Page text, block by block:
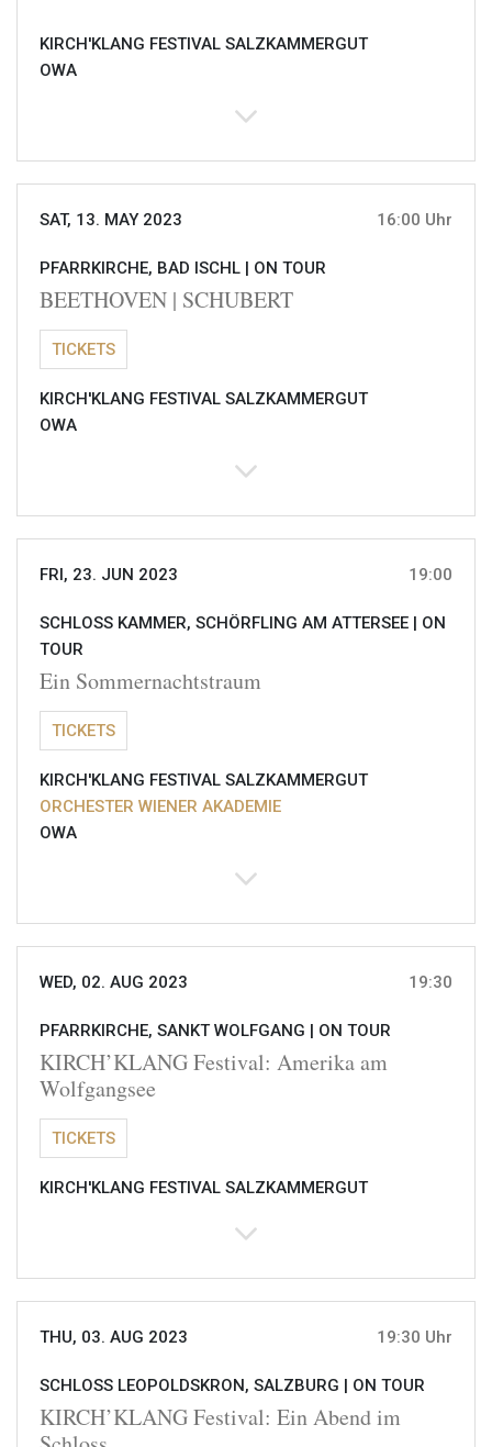
KIRCH'KLANG FESTIVAL SALZKAMMERGUT
OWA
SAT, 13. MAY 2023 16:00 Uhr
PFARRKIRCHE, BAD ISCHL | ON TOUR
BEETHOVEN | SCHUBERT
TICKETS
KIRCH'KLANG FESTIVAL SALZKAMMERGUT
OWA
FRI, 23. JUN 2023 19:00
SCHLOSS KAMMER, SCHÖRFLING AM ATTERSEE | ON
TOUR
Ein Sommernachtstraum
TICKETS
KIRCH'KLANG FESTIVAL SALZKAMMERGUT
ORCHESTER WIENER AKADEMIE
OWA
WED, 02. AUG 2023 19:30
PFARRKIRCHE, SANKT WOLFGANG | ON TOUR
KIRCH’KLANG Festival: Amerika am
Wolfgangsee
TICKETS
KIRCH'KLANG FESTIVAL SALZKAMMERGUT
THU, 03. AUG 2023 19:30 Uhr
SCHLOSS LEOPOLDSKRON, SALZBURG | ON TOUR
KIRCH’KLANG Festival: Ein Abend im